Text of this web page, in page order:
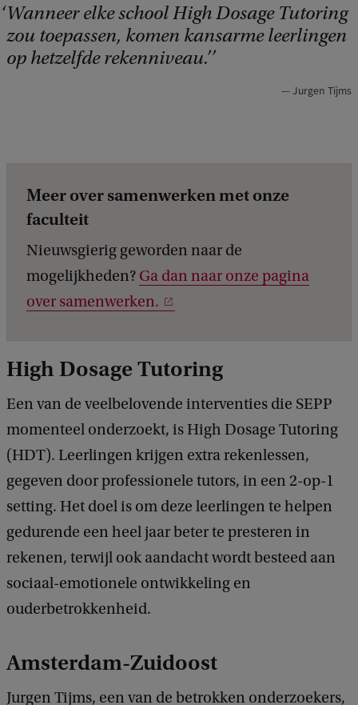
Wanneer elke school High Dosage Tutoring
zou toepassen, komen kansarme leerlingen
op hetzelfde rekenniveau.’
Jurgen Tijms
Meer over samenwerken met onze
faculteit
Nieuwsgierig geworden naar de
mogelijkheden? Ga dan naar onze pagina
over samenwerken.
High Dosage Tutoring
Een van de veelbelovende interventies die SEPP
momenteel onderzoekt, is High Dosage Tutoring
(HDT). Leerlingen krijgen extra rekenlessen,
gegeven door professionele tutors, in een 2-op-1
setting. Het doel is om deze leerlingen te helpen
gedurende een heel jaar beter te presteren in
rekenen, terwijl ook aandacht wordt besteed aan
sociaal-emotionele ontwikkeling en
ouderbetrokkenheid.
Amsterdam-Zuidoost
Jurgen Tijms, een van de betrokken onderzoekers,